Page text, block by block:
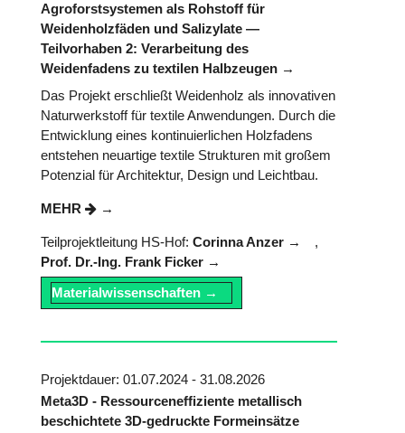
Agroforstsystemen als Rohstoff für
Weidenholzfäden und Salizylate —
Teilvorhaben 2: Verarbeitung des
Weidenfadens zu textilen Halbzeugen
Das Projekt erschließt Weidenholz als innovativen
Naturwerkstoff für textile Anwendungen. Durch die
Entwicklung eines kontinuierlichen Holzfadens
entstehen neuartige textile Strukturen mit großem
Potenzial für Architektur, Design und Leichtbau.
MEHR
Teilprojektleitung HS-Hof: Corinna Anzer
,
Prof. Dr.-Ing. Frank Ficker
Materialwissenschaften
Projektdauer: 01.07.2024 - 31.08.2026
Meta3D - Ressourceneffiziente metallisch
beschichtete 3D-gedruckte Formeinsätze